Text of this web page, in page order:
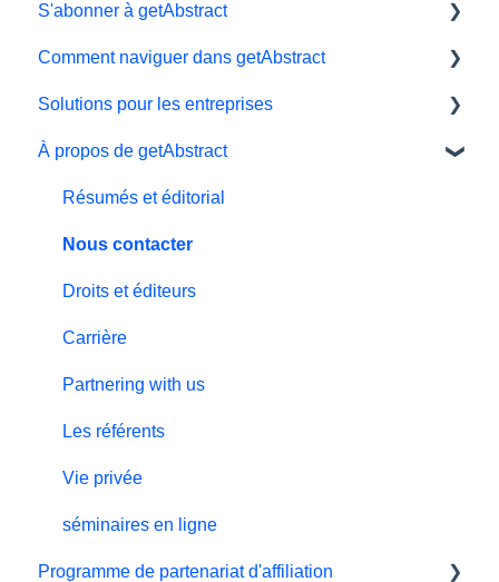
S'abonner à getAbstract
Sbonnements
Données personnelles et préférences
Essai gratuit
#NextGenLeaders - plans d'études
Facturation et paiements
Offrir le cadeau de la connaissance
Comment naviguer dans getAbstract
Lecteur électronique
Application
Ma bibliothèque et mes listes
Préférences et affichage
Résumés
Support technique
Programme de parrainage
Solutions pour les entreprises
Outils d'apprentissage
Intégration getAbstract
Plan Teams
À propos de getAbstract
Résumés et éditorial
Nous contacter
Droits et éditeurs
Carrière
Partnering with us
Les référents
Vie privée
séminaires en ligne
Programme de partenariat d'affiliation